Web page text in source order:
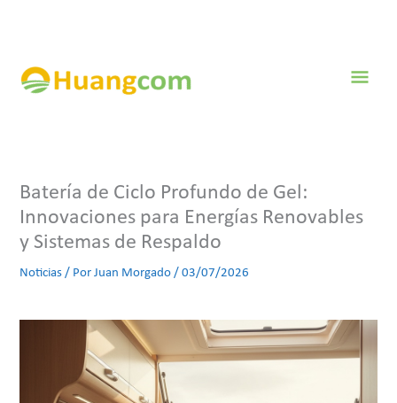
Batería de Ciclo Profundo de Gel:
Innovaciones para Energías Renovables
y Sistemas de Respaldo
Noticias / PorJuan Morgado/03/07/2026